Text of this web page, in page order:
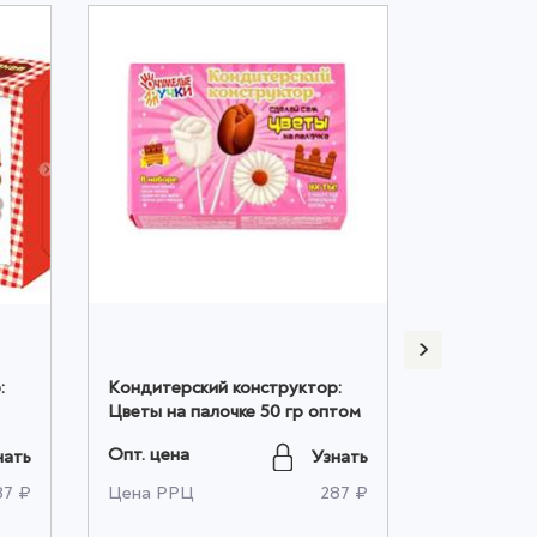
₽
Кондитерский конструктор:
Цветы на палочке 50 гр оптом
Опт. цена
Узнать
Цена РРЦ
287 ₽